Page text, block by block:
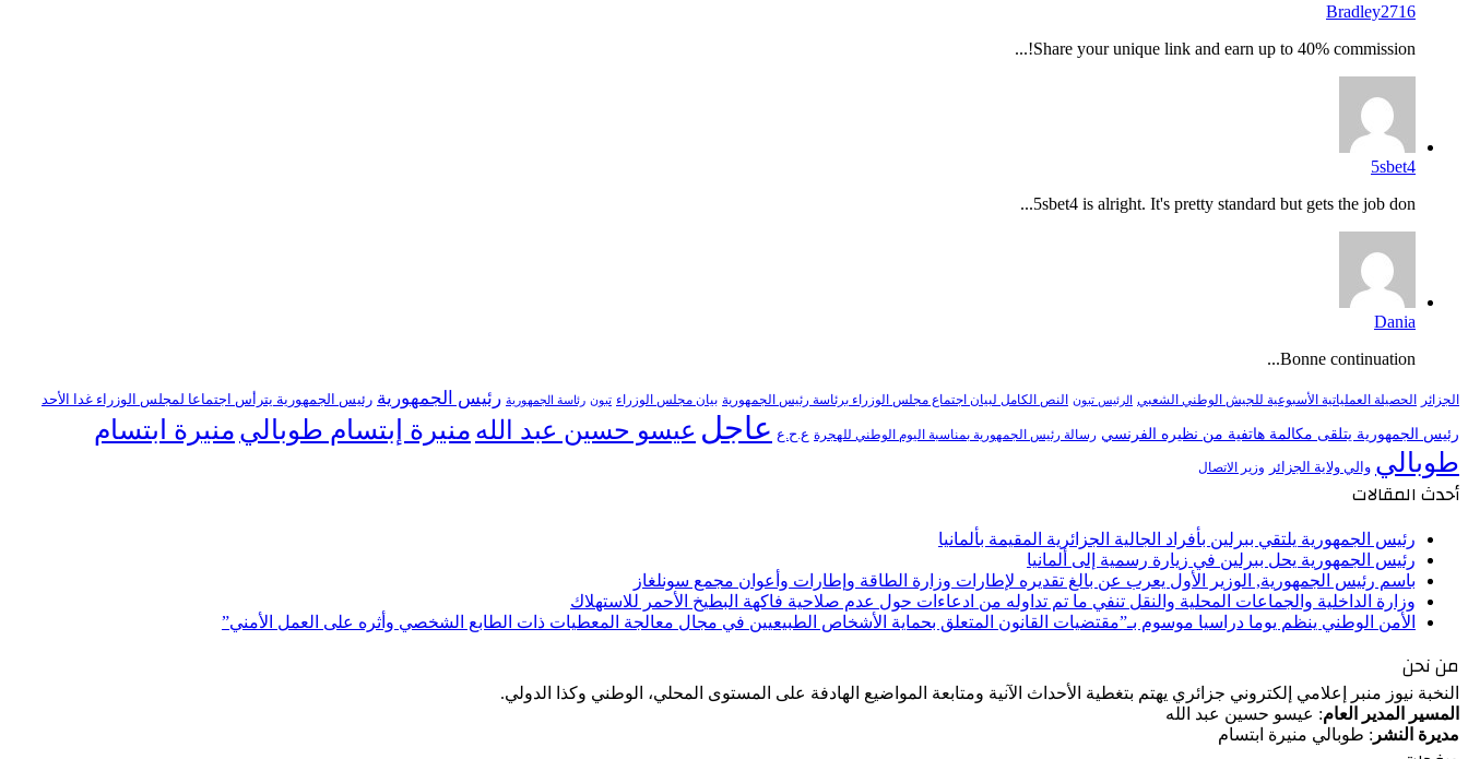
Bradley2716
Share your unique link and earn up to 40% commission!...
5sbet4
5sbet4 is alright. It's pretty standard but gets the job don...
Dania
Bonne continuation...
الجزائر الحصيلة العملياتية الأسبوعية للجيش الوطني الشعبي الرئيس تبون النص الكامل لبيان اجتماع مجلس الوزراء برئاسة رئيس الجمهورية بيان مجلس الوزراء تبون رئاسة الجمهورية رئيس الجمهورية رئيس الجمهورية يترأس اجتماعا لمجلس الوزراء غدا الأحد
رئيس الجمهورية يتلقى مكالمة هاتفية من نظيره الفرنسي رسالة رئيس الجمهورية بمناسبة اليوم الوطني للهجرة ع.ح.ع عاجل عيسو حسين عبد الله منيرة إبتسام طوبالي منيرة ابتسام
طوبالي والي ولاية الجزائر وزير الاتصال
أحدث المقالات
رئيس الجمهورية يلتقي ببرلين بأفراد الجالية الجزائرية المقيمة بألمانيا
رئيس الجمهورية يحل ببرلين في زيارة رسمية إلى ألمانيا
باسم رئيس الجمهورية, الوزير الأول يعرب عن بالغ تقديره لإطارات وزارة الطاقة وإطارات وأعوان مجمع سونلغاز
وزارة الداخلية والجماعات المحلية والنقل تنفي ما تم تداوله من ادعاءات حول عدم صلاحية فاكهة البطيخ الأحمر للاستهلاك
الأمن الوطني ينظم يوما دراسيا موسوم بـ”مقتضيات القانون المتعلق بحماية الأشخاص الطبيعيين في مجال معالجة المعطيات ذات الطابع الشخصي وأثره على العمل الأمني”
من نحن
النخبة نيوز منبر إعلامي إلكتروني جزائري يهتم بتغطية الأحداث الآنية ومتابعة المواضيع الهادفة على المستوى المحلي، الوطني وكذا الدولي.
المسير المدير العام: عيسو حسين عبد الله
مديرة النشر : طوبالي منيرة ابتسام